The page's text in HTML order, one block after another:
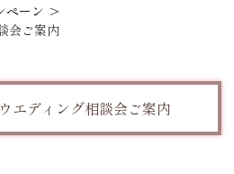
ペーン
会ご案内
エディング相談会ご案内